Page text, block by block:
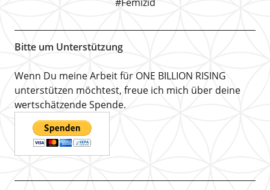
Bitte um Unterstützung
Wenn Du meine Arbeit für ONE BILLION RISING
unterstützen möchtest, freue ich mich über deine
wertschätzende Spende.